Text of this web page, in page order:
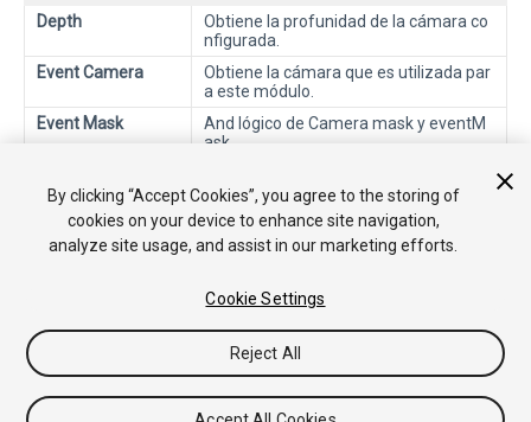
Depth
Obtiene la profunidad de la cámara co
nfigurada.
Event Camera
Obtiene la cámara que es utilizada par
a este módulo.
Event Mask
And lógico de Camera mask y eventM
ask.
ask.
Tutoriales
Respuestas de la Comunidad Base de
By clicking “Accept Cookies”, you agree to the storing of
cookies on your device to enhance site navigation,
analyze site usage, and assist in our marketing efforts.
Cookie Settings
Reject All